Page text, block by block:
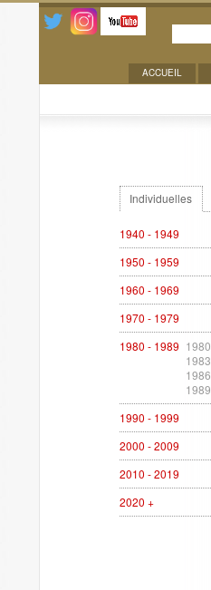
ACCUEIL
Individuelles
1940 - 1949
1950 - 1959
1960 - 1969
1970 - 1979
1980 - 1989 1980
1983
1986
1989
1990 - 1999
2000 - 2009
2010 - 2019
2020 +